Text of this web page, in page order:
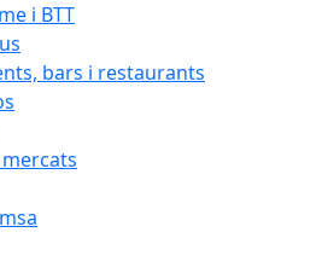
i BTT
bars i restaurants